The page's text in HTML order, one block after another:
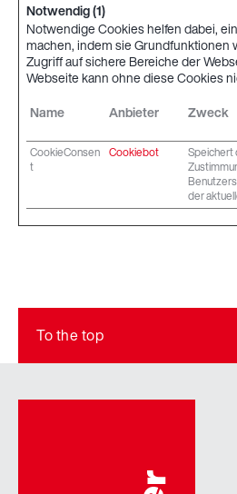
Notwendig (1)
Notwendige Cookies helfen dabei,
machen, indem sie Grundfunktionen
Zugriff auf sichere Bereiche der
Webseite kann ohne diese Cookies
Name
Anbieter Zweck
CookieConsen
t
Cookiebot
Speichert
der
To the top